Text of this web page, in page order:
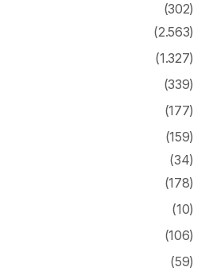
(302)
(2.563)
(1.327)
(339)
(177)
(159)
(34)
(178)
(10)
(106)
(59)